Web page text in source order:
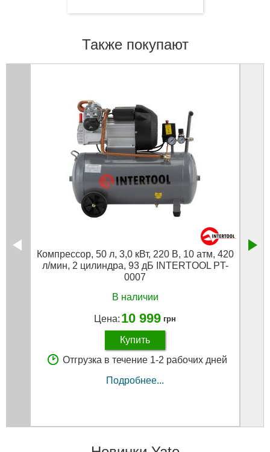
Также покупают
Компрессор, 50 л, 3,0 кВт, 220 В, 10 атм, 420
л/мин, 2 цилиндра, 93 дБ INTERTOOL PT-
0007
В наличии
Цена: 10 999 грн
Купить
Отгрузка в течение 1-2 рабочих дней
Подробнее...